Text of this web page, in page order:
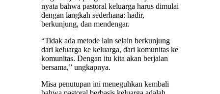
nyata bahwa pastoral keluarga harus dimulai
dengan langkah sederhana: hadir,
berkunjung, dan mendengar.
“Tidak ada metode lain selain berkunjung
dari keluarga ke keluarga, dari komunitas ke
komunitas. Dengan itu kita akan berjalan
bersama,” ungkapnya.
Misa penutupan ini meneguhkan kembali